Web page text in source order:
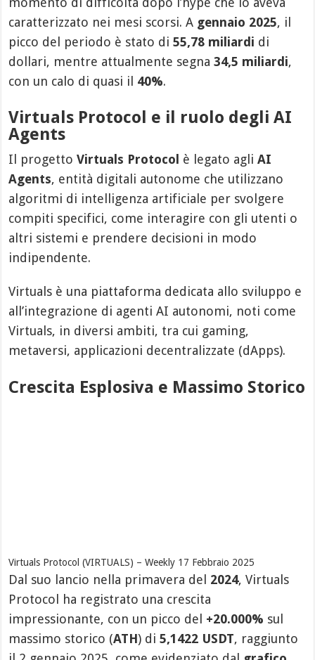
caratterizzato nei mesi scorsi. A gennaio 2025, il
picco del periodo è stato di55,78 miliardi di
dollari, mentre attualmente segna34,5 miliardi,
con un calo di quasi il 40%.
Virtuals Protocol e il ruolo degli AI
Agents
Il progettoVirtuals Protocol è legato agliAI
Agents, entità digitali autonome che utilizzano
algoritmi di intelligenza artificiale per svolgere
compiti specifici, come interagire con gli utenti o
altri sistemi e prendere decisioni in modo
indipendente.
Virtuals è una piattaforma dedicata allo sviluppo e
all’integrazione di agenti AI autonomi, noti come
Virtuals, in diversi ambiti, tra cui gaming,
metaversi, applicazioni decentralizzate (dApps).
Crescita Esplosiva e Massimo Storico
Virtuals Protocol (VIRTUALS) – Weekly 17 Febbraio 2025
Dal suo lancio nella primavera del 2024, Virtuals
Protocol ha registrato una crescita
impressionante, con un picco del +20.000% sul
massimo storico (ATH) di5,1422 USDT, raggiunto